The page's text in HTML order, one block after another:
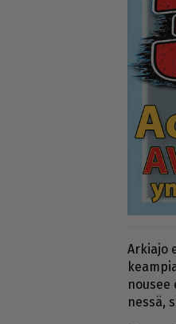
Ar­ki­a­jo
nes­sä,